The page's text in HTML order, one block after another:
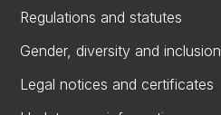
Regulations and statutes
Gender, diversity and inclusion
Legal notices and certificates